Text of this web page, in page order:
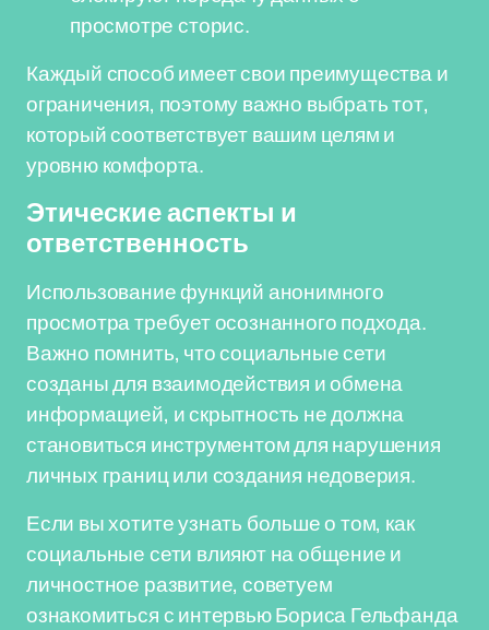
просмотре сторис.
Каждый способ имеет свои преимущества и
ограничения, поэтому важно выбрать тот,
который соответствует вашим целям и
уровню комфорта.
Этические аспекты и
ответственность
Использование функций анонимного
просмотра требует осознанного подхода.
Важно помнить, что социальные сети
созданы для взаимодействия и обмена
информацией, и скрытность не должна
становиться инструментом для нарушения
личных границ или создания недоверия.
Если вы хотите узнать больше о том, как
социальные сети влияют на общение и
личностное развитие, советуем
ознакомиться с интервью Бориса Гельфанда